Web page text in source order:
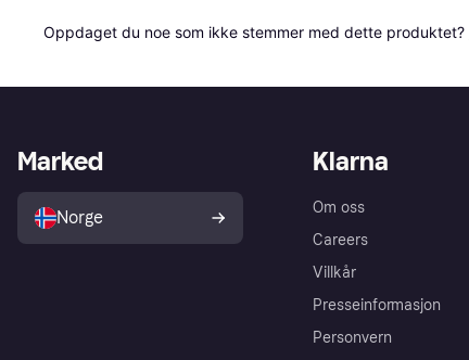
Oppdaget du noe som ikke stemmer med dette produktet?
Klarna
Om oss
Careers
Villkår
Presseinformasjon
Personvern
Marked
Norge